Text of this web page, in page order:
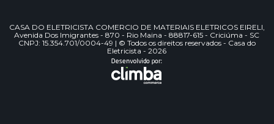
CASA DO ELETRICISTA COMERCIO DE MATERIAIS ELETRICOS EIRELI,
Avenida Dos Imigrantes - 870 - Rio Maina - 88817-615 - Criciúma - SC
CNPJ: 15.354.701/0004-49 | © Todos os direitos reservados - Casa do
Eletricista - 2026